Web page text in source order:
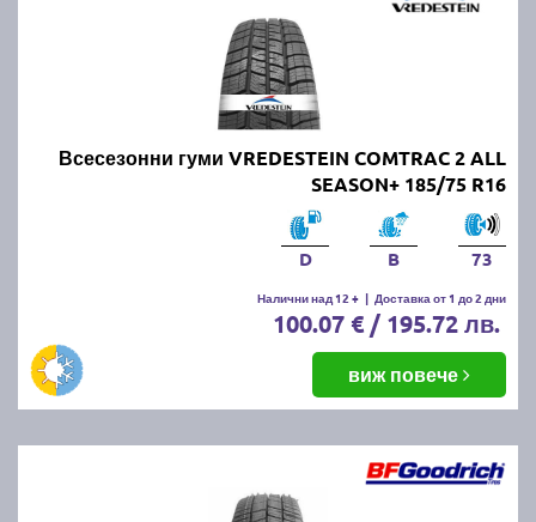
Всесезонни гуми VREDESTEIN COMTRAC 2 ALL
SEASON+ 185/75 R16
D B 73
Налични над 12 + | Доставка от 1 до 2 дни
100.07 € / 195.72 лв.
виж повече